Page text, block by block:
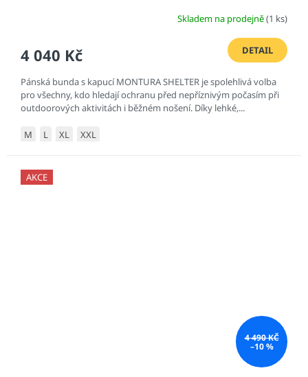
Skladem na prodejně(1 ks)
4 040 Kč DETAIL
Pánská bunda s kapucí MONTURA SHELTER je spolehlivá volba
pro všechny, kdo hledají ochranu před nepříznivým počasím při
outdoorových aktivitách i běžném nošení. Díky lehké,...
M L XL XXL
AKCE
4 490 KČ
–10 %